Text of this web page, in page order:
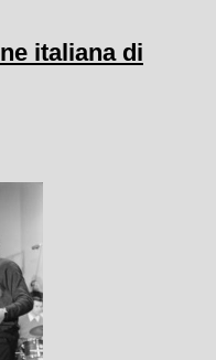
italiana di